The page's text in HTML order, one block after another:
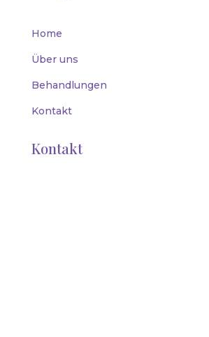
Home
Über uns
Behandlungen
Kontakt
Kontakt